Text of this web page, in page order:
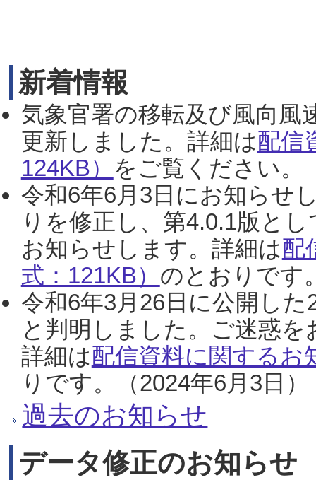
新着情報
気象官署の移転及び風向風
更新しました。詳細は配信
124KB） をご覧ください。
令和6年6月3日にお知らせ
りを修正し、第4.0.1版と
お知らせします。詳細は配
式：121KB） のとおりです
令和6年3月26日に公開し
と判明しました。ご迷惑
詳細は配信資料に関するお
りです。（2024年6月3日）
過去のお知らせ
データ修正のお知らせ